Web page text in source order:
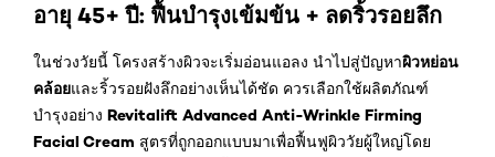
อายุ 45+ ปี: ฟื้นบำรุงเข้มข้น + ลดริ้วรอยลึก
ในช่วงวัยนี้ โครงสร้างผิวจะเริ่มอ่อนแอลง นำไปสู่ปัญหาผิวหย่อน
คล้อยและริ้วรอยฝังลึกอย่างเห็นได้ชัด ควรเลือกใช้ผลิตภัณฑ์
บำรุงอย่าง Revitalift Advanced Anti-Wrinkle Firming
Facial Cream สูตรที่ถูกออกแบบมาเพื่อฟื้นฟูผิววัยผู้ใหญ่โดย